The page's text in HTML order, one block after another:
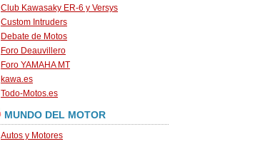
Club Kawasaky ER-6 y Versys
Custom Intruders
Debate de Motos
Foro Deauvillero
Foro YAMAHA MT
kawa.es
Todo-Motos.es
MUNDO DEL MOTOR
Autos y Motores